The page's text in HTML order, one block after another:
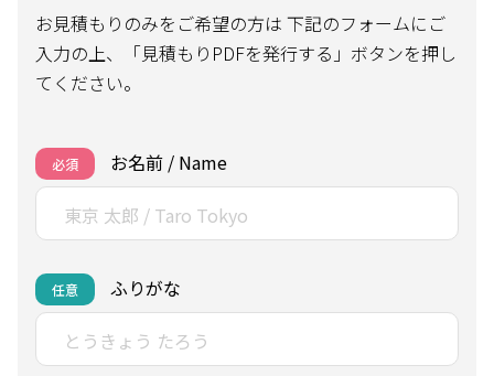
お見積もりのみをご希望の方は 下記のフォームにご
入力の上、「見積もりPDFを発行する」ボタンを押し
てください。
必須 お名前 / Name
任意 ふりがな